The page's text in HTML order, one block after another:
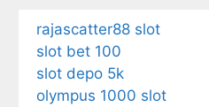
rajascatter88 slot
slot bet 100
slot depo 5k
olympus 1000 slot